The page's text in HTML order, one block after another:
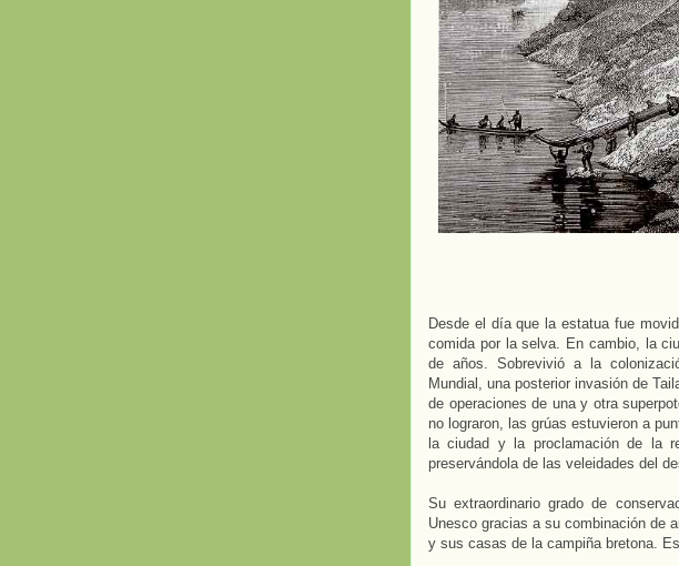
Desde el día que la estatua fue
comida por la selva. En cambio, la
de años. Sobrevivió a la
Mundial, una posterior invasión de
de operaciones de una y otra
no lograron, las grúas estuvieron a
la ciudad y la proclamación de la
preservándola de las veleidades del
Su extraordinario grado de
Unesco gracias a su combinación de
y sus casas de la campiña bretona.